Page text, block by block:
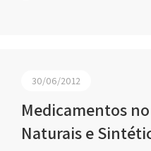
30/06/2012
Medicamentos
Naturais e